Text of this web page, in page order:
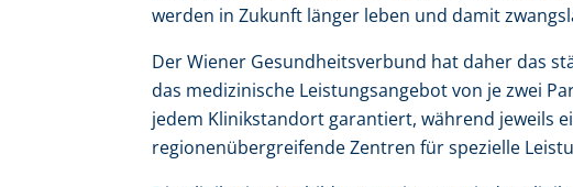
werden in Zukunft länger leben und damit
Der Wiener Gesundheitsverbund hat daher das
das medizinische Leistungsangebot von je zwei
jedem Klinikstandort garantiert, während jeweils
regionenübergreifende Zentren für spezielle